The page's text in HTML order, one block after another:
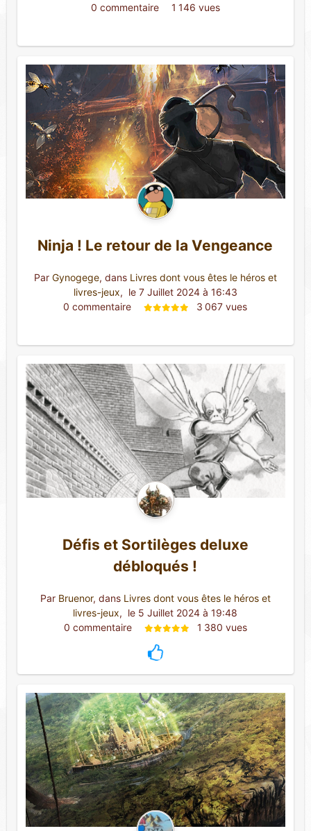
0 commentaire 1 146 vues
Ninja ! Le retour de la Vengeance
Par Gynogege, dans Livres dont vous êtes le héros et
livres-jeux, le 7 Juillet 2024 à 16:43
0 commentaire
3 067 vues
Défis et Sortilèges deluxe
débloqués !
Par Bruenor, dans Livres dont vous êtes le héros et
livres-jeux, le 5 Juillet 2024 à 19:48
0 commentaire
1 380 vues